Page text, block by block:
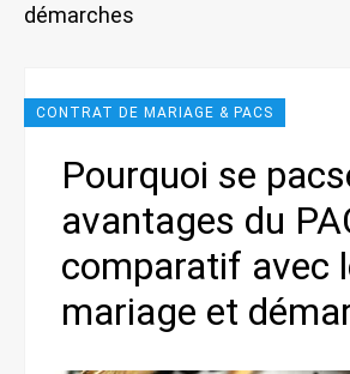
démarches
CONTRAT DE MARIAGE & PACS
Pourquoi se
avantages du
comparatif avec
mariage et